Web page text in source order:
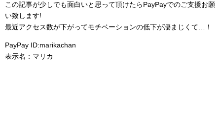
この記事が少しでも面白いと思って頂けたらPayPayでのご支援お願
い致します!
最近アクセス数が下がってモチベーションの低下が凄まじくて…！
PayPay ID:marikachan
表示名：マリカ